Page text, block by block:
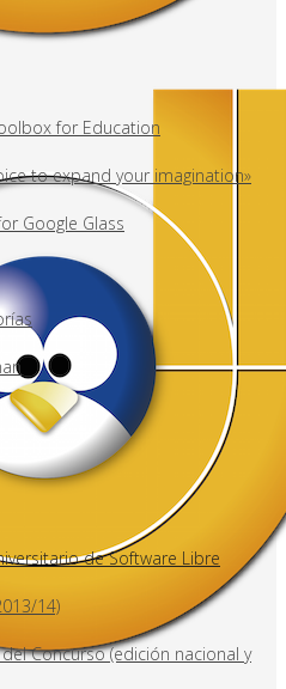
for Education
to expand your imagination»
Google Glass
de Software Libre
14)
Concurso (edición nacional y